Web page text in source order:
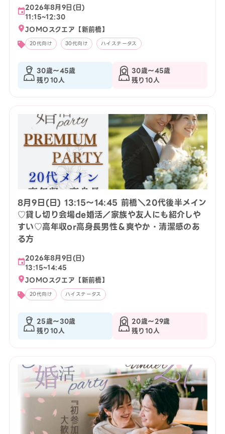
2026年8月9日(日)
11:15~12:30
JOMOスクエア【新前橋】
20代向け 30代向け ハイステータス
30歳〜45歳
残り10人
30歳〜45歳
残り10人
8月9日(日) 13:15〜14:45 前橋＼20代後半メイン
♡貸し切り会場de婚活／家族や友人にも紹介しや
すい♡高年収or高身長男性＆爽やか・清潔感のあ
る方
2026年8月9日(日)
13:15~14:45
JOMOスクエア【新前橋】
20代向け ハイステータス
25歳〜30歳
残り10人
20歳〜29歳
残り10人